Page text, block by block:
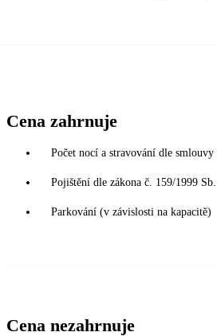
Cena zahrnuje
Počet nocí a stravování dle smlouvy
Pojištění dle zákona č. 159/1999 Sb.
Parkování (v závislosti na kapacitě)
Cena nezahrnuje